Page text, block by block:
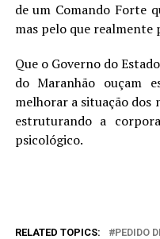
de um Comando Forte
mas pelo que realmente
Que o Governo do
do Maranhão ouçam
melhorar a situação
estruturando a
psicológico.
RELATED TOPICS:
PEDIDO